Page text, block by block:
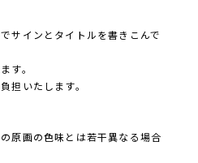
サインとタイトルを書きこんで
す。
担いたします。
原画の色味とは若干異なる場合